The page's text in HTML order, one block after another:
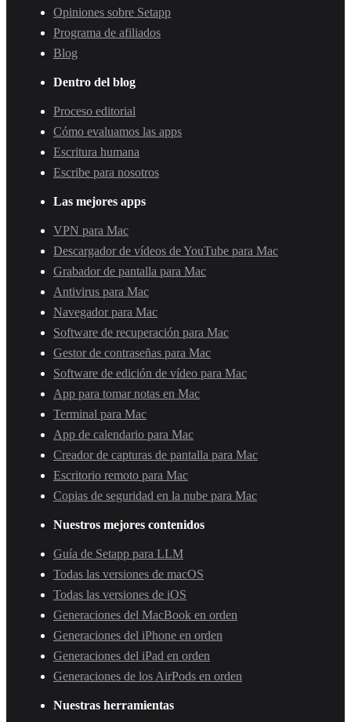
Opiniones sobre Setapp
Programa de afiliados
Blog
Dentro del blog
Proceso editorial
Cómo evaluamos las apps
Escritura humana
Escribe para nosotros
Las mejores apps
VPN para Mac
Descargador de vídeos de YouTube para Mac
Grabador de pantalla para Mac
Antivirus para Mac
Navegador para Mac
Software de recuperación para Mac
Gestor de contraseñas para Mac
Software de edición de vídeo para Mac
App para tomar notas en Mac
Terminal para Mac
App de calendario para Mac
Creador de capturas de pantalla para Mac
Escritorio remoto para Mac
Copias de seguridad en la nube para Mac
Nuestros mejores contenidos
Guía de Setapp para LLM
Todas las versiones de macOS
Todas las versiones de iOS
Generaciones del MacBook en orden
Generaciones del iPhone en orden
Generaciones del iPad en orden
Generaciones de los AirPods en orden
Nuestras herramientas